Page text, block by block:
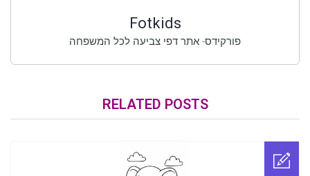
Fotkids
פורקידס- אתר דפי צביעה לכל המשפחה
RELATED POSTS